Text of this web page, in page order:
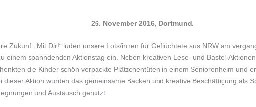
26. November 2016, Dortmund.
Zukunft. Mit Dir!“ luden unsere Lots/innen für Geflüchtete aus NRW am
einem spanndenden Aktionstag ein. Neben kreativen Lese- und Bastel-
die Kinder schön verpackte Plätzchentüten in einem Seniorenheim und
dieser Aktion wurden das gemeinsame Backen und kreative Beschäftigung als
und Austausch genutzt.